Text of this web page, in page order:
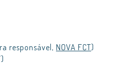
responsável, NOVA FCT)